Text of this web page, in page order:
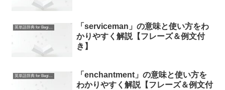
英単語辞典 for Beginners
「serviceman」の意味と使い方をわ
かりやすく解説【フレーズ＆例文付
き】
英単語辞典 for Beginners
「enchantment」の意味と使い方を
わかりやすく解説【フレーズ＆例文付